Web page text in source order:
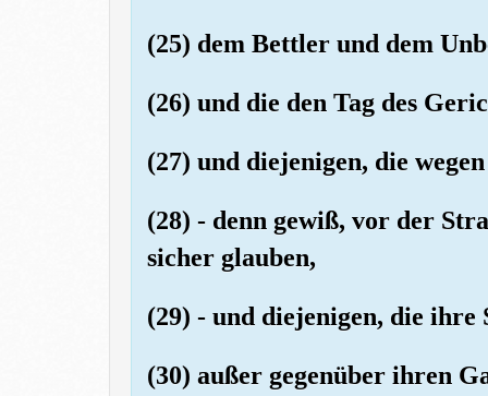
(25) dem Bettler und dem
(26) und die den Tag des
(27) und diejenigen, die
(28) - denn gewiß, vor der
sicher glauben,
(29) - und diejenigen, die ihre
(30) außer gegenüber ihren